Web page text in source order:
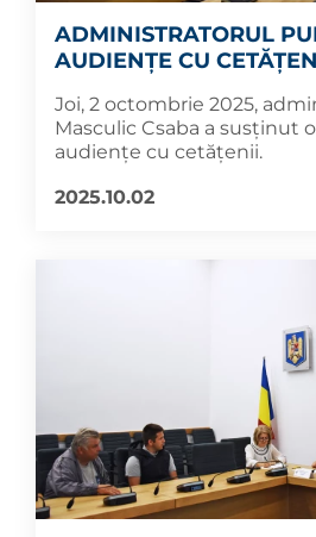
ADMINISTRATORUL
AUDIENȚE CU
Joi, 2 octombrie 2025,
Masculic Csaba a susținut
audiențe cu cetățenii.
2025.10.02